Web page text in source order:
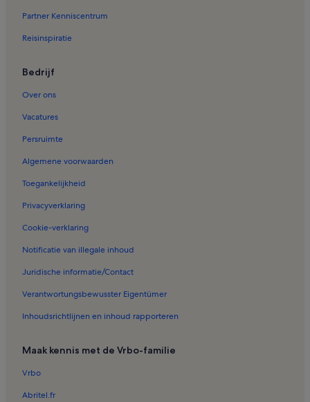
Partner Kenniscentrum
Reisinspiratie
Bedrijf
Over ons
Vacatures
Persruimte
Algemene voorwaarden
Toegankelijkheid
Privacyverklaring
Cookie-verklaring
Notificatie van illegale inhoud
Juridische informatie/Contact
Verantwortungsbewusster Eigentümer
Inhoudsrichtlijnen en inhoud rapporteren
Maak kennis met de Vrbo-familie
Vrbo
Abritel.fr